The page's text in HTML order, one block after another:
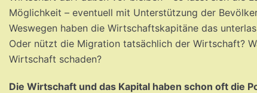
Möglichkeit – eventuell mit Unterstützung der
Weswegen haben die Wirtschaftskapitäne das
Oder nützt die Migration tatsächlich der Wirtschaft?
Wirtschaft schaden?
Die Wirtschaft und das Kapital haben schon oft die